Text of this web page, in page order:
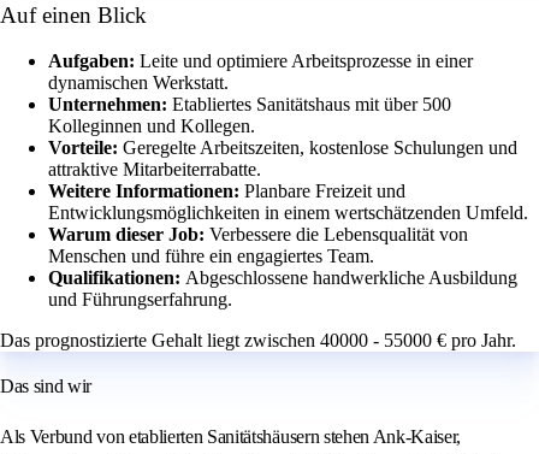
Auf einen Blick
Aufgaben: Leite und optimiere Arbeitsprozesse in einer
dynamischen Werkstatt.
Unternehmen: Etabliertes Sanitätshaus mit über 500
Kolleginnen und Kollegen.
Vorteile: Geregelte Arbeitszeiten, kostenlose Schulungen und
attraktive Mitarbeiterrabatte.
Weitere Informationen: Planbare Freizeit und
Entwicklungsmöglichkeiten in einem wertschätzenden Umfeld.
Warum dieser Job: Verbessere die Lebensqualität von
Menschen und führe ein engagiertes Team.
Qualifikationen: Abgeschlossene handwerkliche Ausbildung
und Führungserfahrung.
Das prognostizierte Gehalt liegt zwischen 40000 - 55000 € pro Jahr.
Das sind wir
Als Verbund von etablierten Sanitätshäusern stehen Ank-Kaiser,